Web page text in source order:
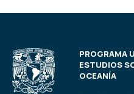
PROGRAMA
ESTUDIOS
OCEANÍA